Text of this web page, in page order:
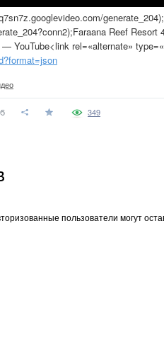
Reef
YouTube<link rel=«alternate»
349
пользователи могут